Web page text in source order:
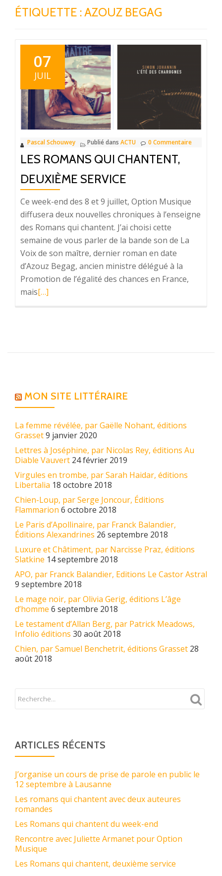
ÉTIQUETTE : AZOUZ BEGAG
07
JUIL
Pascal Schouwey Publié dans ACTU 0 Commentaire
LES ROMANS QUI CHANTENT,
DEUXIÈME SERVICE
Ce week-end des 8 et 9 juillet, Option Musique
diffusera deux nouvelles chroniques à l’enseigne
des Romans qui chantent. J’ai choisi cette
semaine de vous parler de la bande son de La
Voix de son maître, dernier roman en date
d’Azouz Begag, ancien ministre délégué à la
Promotion de l’égalité des chances en France,
maisEn
qui
service
[…]
MON SITE LITTÉRAIRE
La femme révélée, par Gaëlle Nohant, éditions
Grasset9 janvier 2020
Lettres à Joséphine, par Nicolas Rey, éditions Au
Diable Vauvert 24 février 2019
Virgules en trombe, par Sarah Haidar, éditions
Libertalia 18 octobre 2018
Chien-Loup, par Serge Joncour, Éditions
Flammarion 6 octobre 2018
Le Paris d’Apollinaire, par Franck Balandier,
Éditions Alexandrines 26 septembre 2018
Luxure et Châtiment, par Narcisse Praz, éditions
Slatkine 14 septembre 2018
APO, par Franck Balandier, Editions Le Castor Astral
9 septembre 2018
Le mage noir, par Olivia Gerig, éditions L’âge
d’homme 6 septembre 2018
Le testament d’Allan Berg, par Patrick Meadows,
Infolio éditions 30 août 2018
Chien, par Samuel Benchetrit, éditions Grasset 28
août 2018
ARTICLES RÉCENTS
J’organise un cours de prise de parole en public le
12 septembre à Lausanne
Les romans qui chantent avec deux auteures
romandes
Les Romans qui chantent du week-end
Rencontre avec Juliette Armanet pour Option
Musique
Les Romans qui chantent, deuxième service